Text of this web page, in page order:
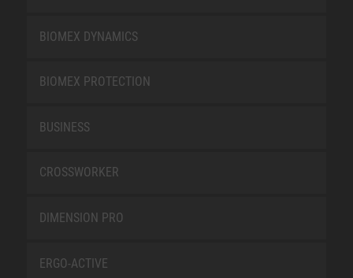
BIOMEX DYNAMICS
BIOMEX PROTECTION
BUSINESS
CROSSWORKER
DIMENSION PRO
ERGO-ACTIVE